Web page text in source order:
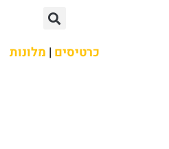
כרטיסים | מלונות